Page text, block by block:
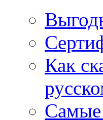
Как
Самые